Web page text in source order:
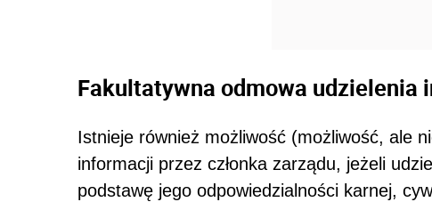
Fakultatywna odmowa udzielenia
Istnieje również możliwość (możliwość, ale
informacji przez członka zarządu, jeżeli
podstawę jego odpowiedzialności karnej,